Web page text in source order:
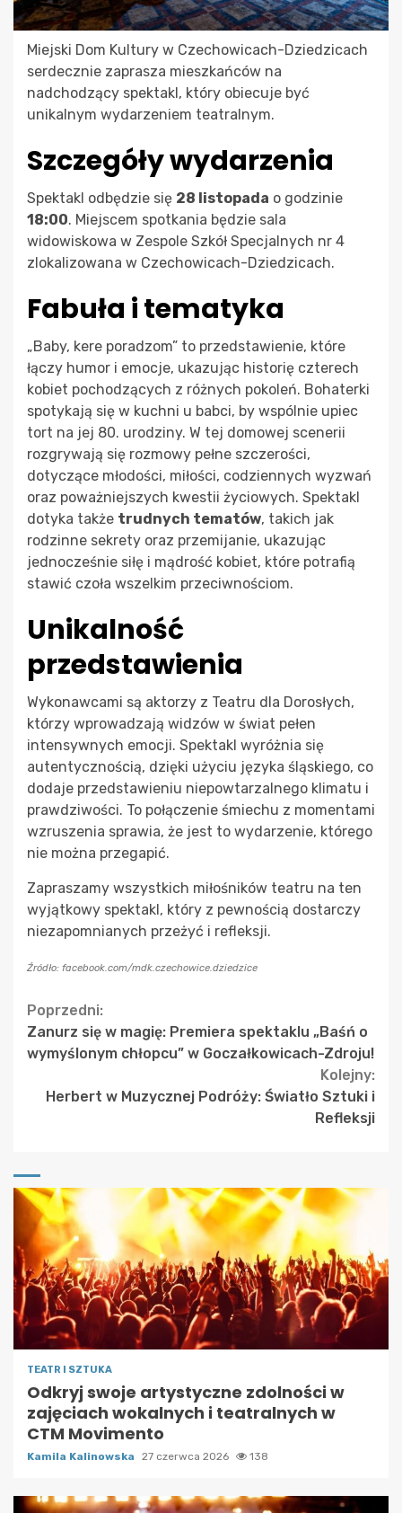
Miejski Dom Kultury w Czechowicach-Dziedzicach
serdecznie zaprasza mieszkańców na
nadchodzący spektakl, który obiecuje być
unikalnym wydarzeniem teatralnym.
Szczegóły wydarzenia
Spektakl odbędzie się 28 listopada o godzinie
18:00. Miejscem spotkania będzie sala
widowiskowa w Zespole Szkół Specjalnych nr 4
zlokalizowana w Czechowicach-Dziedzicach.
Fabuła i tematyka
„Baby, kere poradzom” to przedstawienie, które
łączy humor i emocje, ukazując historię czterech
kobiet pochodzących z różnych pokoleń. Bohaterki
spotykają się w kuchni u babci, by wspólnie upiec
tort na jej 80. urodziny. W tej domowej scenerii
rozgrywają się rozmowy pełne szczerości,
dotyczące młodości, miłości, codziennych wyzwań
oraz poważniejszych kwestii życiowych. Spektakl
dotyka także trudnych tematów, takich jak
rodzinne sekrety oraz przemijanie, ukazując
jednocześnie siłę i mądrość kobiet, które potrafią
stawić czoła wszelkim przeciwnościom.
Unikalność
przedstawienia
Wykonawcami są aktorzy z Teatru dla Dorosłych,
którzy wprowadzają widzów w świat pełen
intensywnych emocji. Spektakl wyróżnia się
autentycznością, dzięki użyciu języka śląskiego, co
dodaje przedstawieniu niepowtarzalnego klimatu i
prawdziwości. To połączenie śmiechu z momentami
wzruszenia sprawia, że jest to wydarzenie, którego
nie można przegapić.
Zapraszamy wszystkich miłośników teatru na ten
wyjątkowy spektakl, który z pewnością dostarczy
niezapomnianych przeżyć i refleksji.
Źródło: facebook.com/mdk.czechowice.dziedzice
Continue
Reading
Poprzedni:
Zanurz się w magię: Premiera spektaklu „Baśń o
wymyślonym chłopcu” w Goczałkowicach-Zdroju!
Kolejny:
Herbert w Muzycznej Podróży: Światło Sztuki i
Refleksji
TEATR I SZTUKA
Odkryj swoje artystyczne zdolności w
zajęciach wokalnych i teatralnych w
CTM Movimento
Kamila Kalinowska 27 czerwca 2026 138